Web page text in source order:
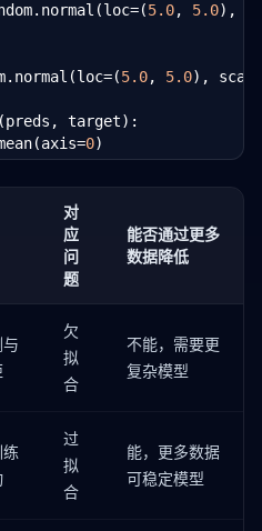
{total_error:.4f}"
)
5.0, 5.0),
5.0, 5.0),
target):
0)
- target)
2)
- mean_pred)
偏差低方差"
,
"低偏差高方差"
差={b:.2f}, 方差={v:.2f}")
对
应
问
题
能否通过更多
数据降低
欠
拟
合
不能，需要更
复杂模型
过
拟
合
能，更多数据
可稳定模型